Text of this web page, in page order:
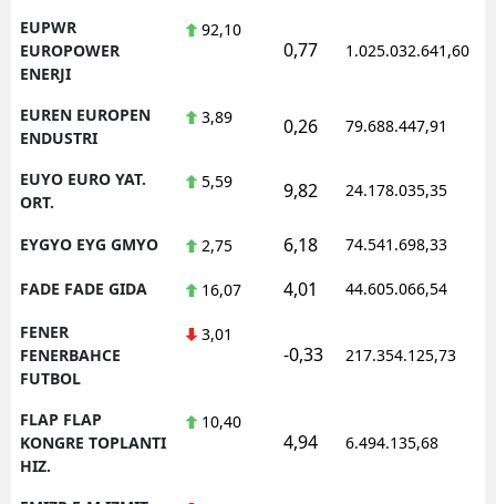
EUPWR
EUROPOWER
ENERJI
92,10
0,77 1.025.032.641,60
EUREN EUROPEN
ENDUSTRI
3,89 0,26 79.688.447,91
EUYO EURO YAT.
ORT.
5,59 9,82 24.178.035,35
EYGYO EYG GMYO 2,75 6,18 74.541.698,33
FADE FADE GIDA 16,07 4,01 44.605.066,54
FENER
FENERBAHCE
FUTBOL
3,01
-0,33 217.354.125,73
FLAP FLAP
KONGRE TOPLANTI
HIZ.
10,40
4,94 6.494.135,68